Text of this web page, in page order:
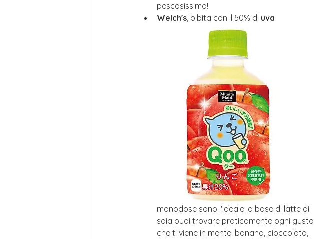
pescosissimo!
Welch's, bibita con il 50% di uva
monodose sono l'ideale: a base di latte di
soia puoi trovare praticamente ogni gusto
che ti viene in mente: banana, cioccolato,